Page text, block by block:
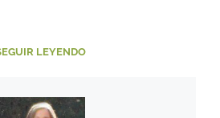
LEYENDO